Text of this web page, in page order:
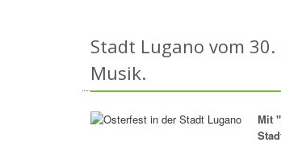
Stadt Lugano vom
Musik.
Mit